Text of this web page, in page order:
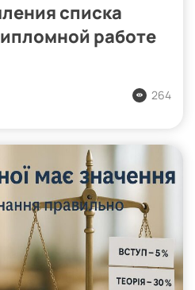
списка
работе
264